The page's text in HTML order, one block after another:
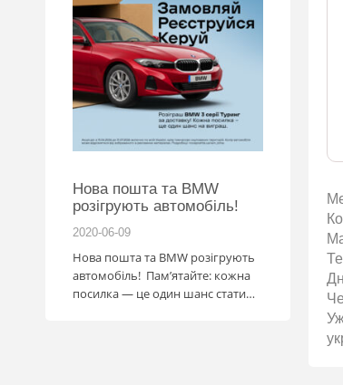
Нова пошта та BMW
розігрують автомобіль!
2020-06-09
Нова пошта та BMW розігрують
автомобіль! Пам’ятайте: кожна
посилка — це один шанс стати
2020-06-09